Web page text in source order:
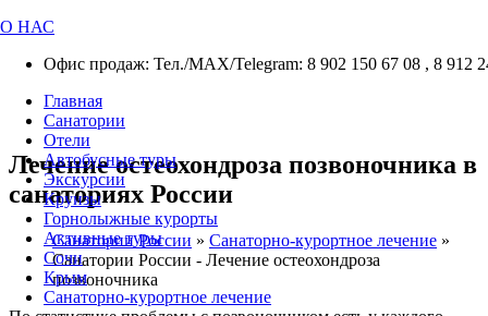
О НАС
Офис продаж: Тел./МАХ/Telegram: 8 902 150 67 08 , 8 912
Главная
Санатории
Отели
Автобусные туры
Экскурсии
Круизы
Горнолыжные курорты
Активные туры
Сочи
Крым
Санаторно-курортное лечение
Лечение остеохондроза позвоночника в
санаториях России
Санатории России » Санаторно-курортное лечение »
Санатории России - Лечение остеохондроза
позвоночника